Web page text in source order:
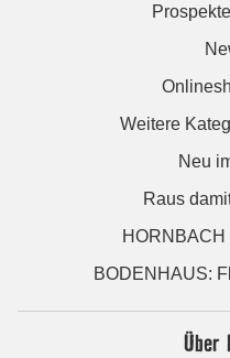
Weitere
Neu
Raus
HORNBACH
BODENHAUS:
Über